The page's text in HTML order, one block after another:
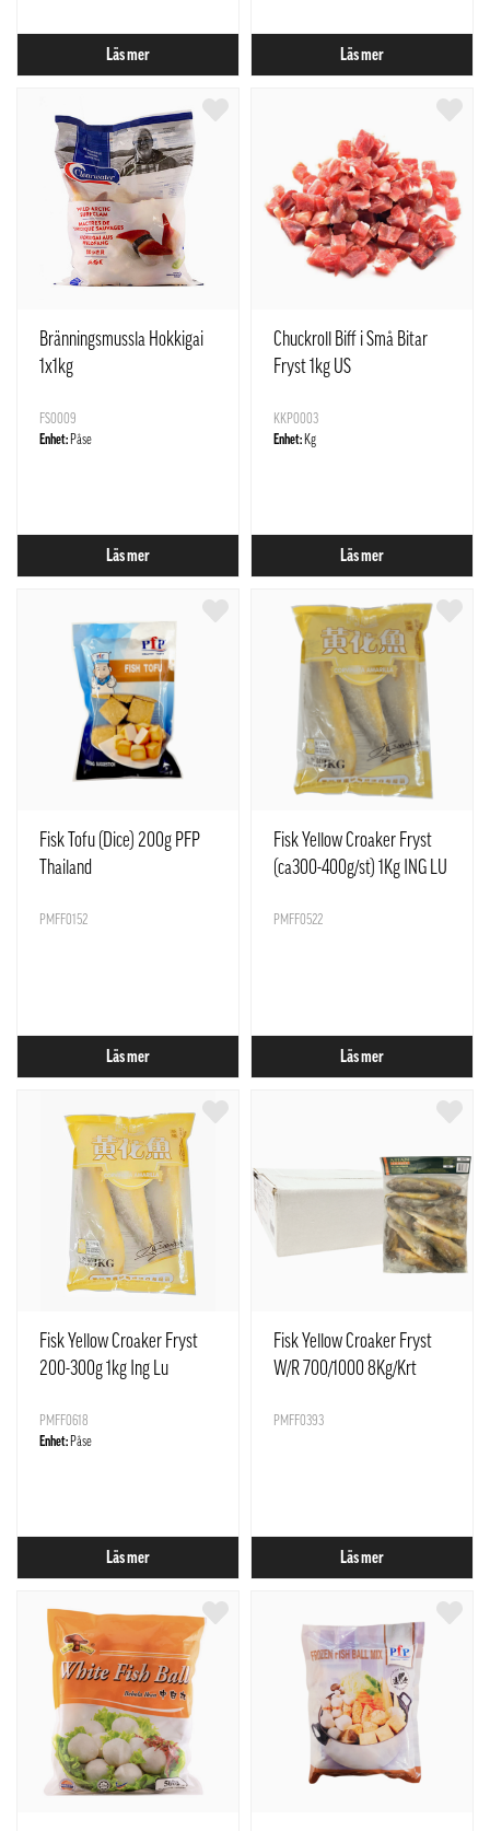
Läs mer Läs mer
Bränningsmussla Hokkigai
1x1kg
FS0009
Enhet: Påse
Läs mer
Chuckroll Biff i Små Bitar
Fryst 1kg US
KKP0003
Enhet: Kg
Läs mer
Fisk Tofu (Dice) 200g PFP
Thailand
PMFF0152
Läs mer
Fisk Yellow Croaker Fryst
(ca300-400g/st) 1Kg ING LU
PMFF0522
Läs mer
Fisk Yellow Croaker Fryst
200-300g 1kg Ing Lu
PMFF0618
Enhet: Påse
Läs mer
Fisk Yellow Croaker Fryst
W/R 700/1000 8Kg/Krt
PMFF0393
Läs mer